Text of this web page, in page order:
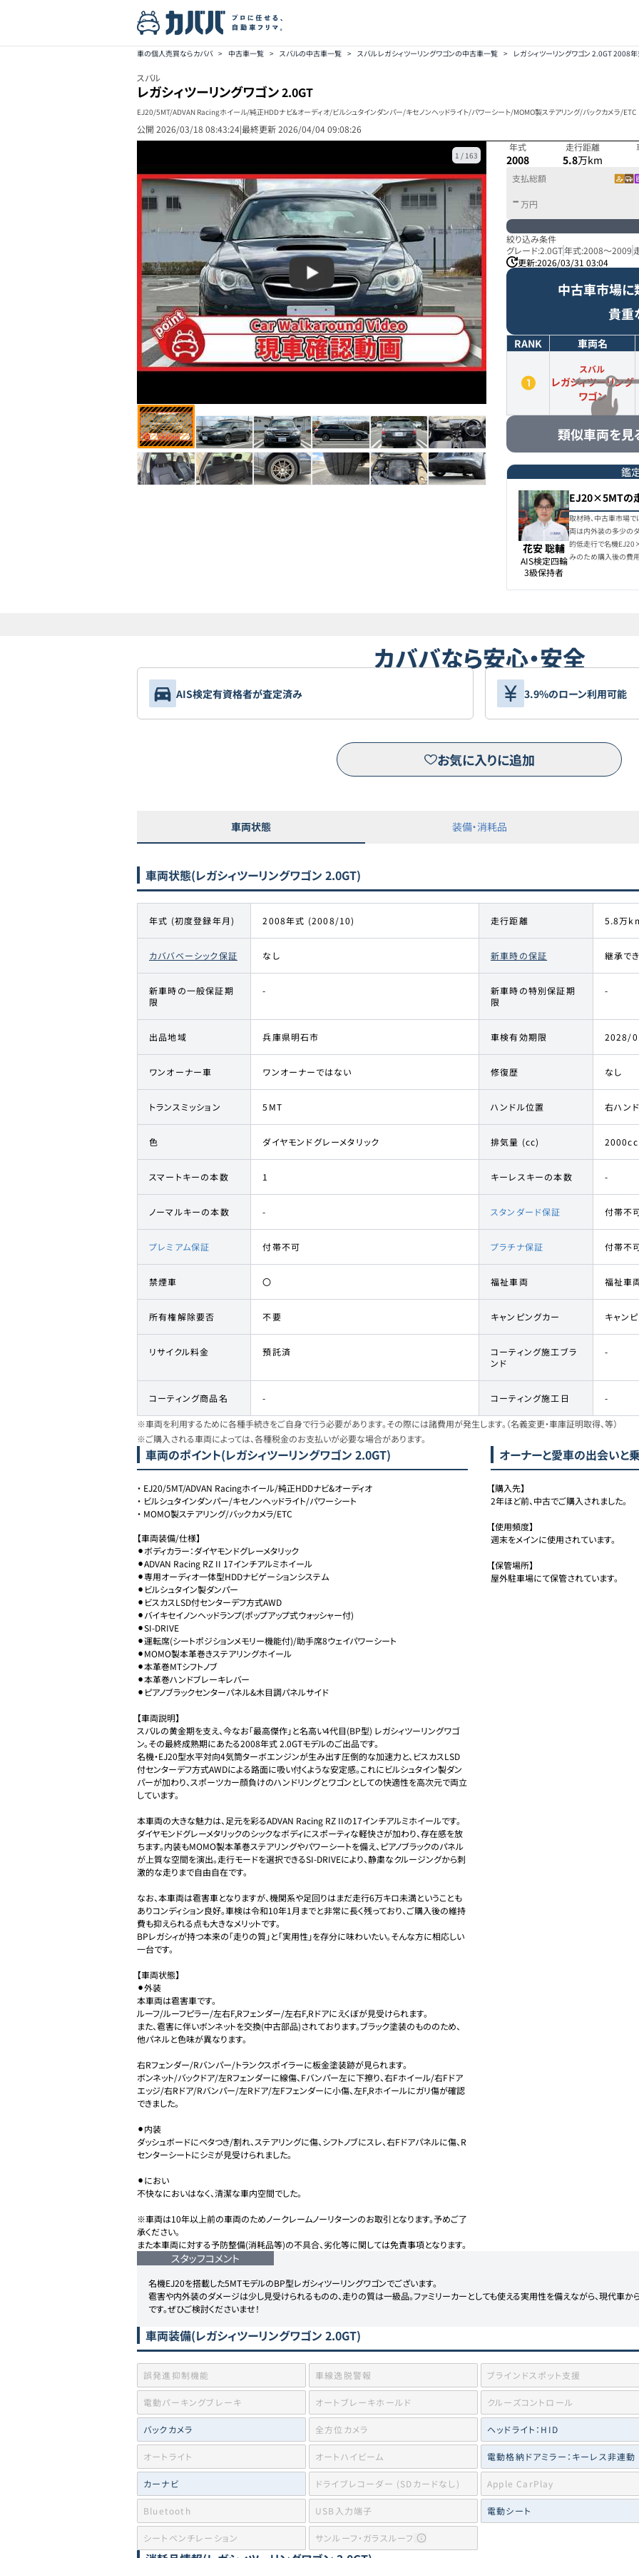
車の個人売買ならカババ > 中古車一覧 > スバルの中古車一覧 > スバル レガシィツーリングワゴンの中古車一覧 > レガシィツーリングワゴン 2.0GT 2008
スバル
レガシィツーリングワゴン2.0GT
EJ20/5MT/ADVAN Racingホイール/純正HDDナビ&オーディオ/ビルシュタインダンパー/キセノンヘッドライト/パワーシート/MOMO製ステアリング/バックカメラ/ETC
公開 2026/03/18 08:43:24|最終更新2026/04/04 09:08:26
1 / 163
年式
2008
走行距離
5.8万km
支払総額
- 万円
絞り込み条件
グレード:2.0GT年式:2008～2009
更新:2026/03/31 03:04
中古車市場に
貴重
RANK 車両名
スバル
レガシィツーリング
ワゴン
類似車両を見
鑑
花安 聡輔
AIS検定四輪
3級保持者
EJ20×5MTの
取材時、中古車市場
両は内外装の多少の
的低走行で名機
みのため購入後の費用
カババなら安心・安全
AIS検定有資格者が査定済み 3.9%のローン利用可能
お気に入りに追加
車両状態 装備・消耗品
車両状態(レガシィツーリングワゴン 2.0GT)
年式 (初度登録年月) 2008年式 (2008/10) 走行距離 5.8万
カババベーシック保証 なし 新車時の保証 継承で
新車時の一般保証期
限
-
新車時の特別保証期
限
-
出品地域 兵庫県明石市 車検有効期限 2028/
ワンオーナー車 ワンオーナーではない 修復歴 なし
トランスミッション 5MT ハンドル位置 右ハン
色 ダイヤモンドグレーメタリック 排気量 (cc) 2000cc
スマートキーの本数 1 キーレスキーの本数 -
ノーマルキーの本数 - スタンダード保証 付帯不
プレミアム保証 付帯不可 プラチナ保証 付帯不
禁煙車 〇 福祉車両 福祉車
所有権解除要否 不要 キャンピングカー キャン
リサイクル料金 預託済
コーティング施工ブラ
ンド
-
コーティング商品名 - コーティング施工日 -
※車両を利用するために各種手続きをご自身で行う必要があります。その際には諸費用が発生します。（名義変更・車庫証明取得、等）
※ご購入される車両によっては、各種税金のお支払いが必要な場合があります。
車両のポイント(レガシィツーリングワゴン 2.0GT)
・ EJ20/5MT/ADVAN Racingホイール/純正HDDナビ&オーディオ
・ ビルシュタインダンパー/キセノンヘッドライト/パワーシート
・ MOMO製ステアリング/バックカメラ/ETC
【車両装備/仕様】
⚫︎ボディカラー：ダイヤモンドグレーメタリック
⚫︎ADVAN Racing RZ II 17インチアルミホイール
⚫︎専用オーディオ一体型HDDナビゲーションシステム
⚫︎ビルシュタイン製ダンパー
⚫︎ビスカスLSD付センターデフ方式AWD
⚫︎バイキセイノンヘッドランプ(ポップアップ式ウォッシャー付)
⚫︎SI-DRIVE
⚫︎運転席(シートポジションメモリー機能付)/助手席8ウェイパワーシート
⚫︎MOMO製本革巻きステアリングホイール
⚫︎本革巻MTシフトノブ
⚫︎本革巻ハンドブレーキレバー
⚫︎ピアノブラックセンターパネル&木目調パネルサイド
【車両説明】
スバルの黄金期を支え、今なお「最高傑作」と名高い4代目(BP型) レガシィツーリングワゴ
ン。その最終成熟期にあたる2008年式 2.0GTモデルのご出品です。
名機・EJ20型水平対向4気筒ターボエンジンが生み出す圧倒的な加速力と、ビスカスLSD
付センターデフ方式AWDによる路面に吸い付くような安定感。これにビルシュタイン製ダン
パーが加わり、スポーツカー顔負けのハンドリングとワゴンとしての快適性を高次元で両立
しています。
本車両の大きな魅力は、足元を彩るADVAN Racing RZ IIの17インチアルミホイールです。
ダイヤモンドグレーメタリックのシックなボディにスポーティな軽快さが加わり、存在感を放
ちます。内装もMOMO製本革巻ステアリングやパワーシートを備え、ピアノブラックのパネル
が上質な空間を演出。走行モードを選択できるSI-DRIVEにより、静粛なクルージングから刺
激的な走りまで自由自在です。
なお、本車両は雹害車となりますが、機関系や足回りはまだ走行6万キロ未満ということも
ありコンディション良好。車検は令和10年1月までと非常に長く残っており、ご購入後の維持
費も抑えられる点も大きなメリットです。
BPレガシィが持つ本来の「走りの質」と「実用性」を存分に味わいたい。そんな方に相応しい
一台です。
【車両状態】
⚫︎外装
本車両は雹害車です。
ルーフ/ルーフピラー/左右F,Rフェンダー/左右F,Rドアにえくぼが見受けられます。
また、雹害に伴いボンネットを交換(中古部品)されております。ブラック塗装のもののため、
他パネルと色味が異なります。
右Rフェンダー/Rバンパー/トランクスポイラーに板金塗装跡が見られます。
ボンネット/バックドア/左Rフェンダーに線傷、Fバンパー左に下擦り、右Fホイール/右Fドア
エッジ/右Rドア/Rバンパー/左Rドア/左Fフェンダーに小傷、左F,Rホイールにガリ傷が確認
できました。
⚫︎内装
ダッシュボードにベタつき/割れ、ステアリングに傷、シフトノブにスレ、右Fドアパネルに傷、R
センターシートにシミが見受けられました。
⚫︎におい
不快なにおいはなく、清潔な車内空間でした。
※車両は10年以上前の車両のためノークレームノーリターンのお取引となります。予めご了
承ください。
また本車両に対する予防整備(消耗品等)の不具合、劣化等に関しては免責事項となります。
オーナーと愛車の出会いと
【購入先】
2年ほど前、中古でご購入されました。
【使用頻度】
週末をメインに使用されています。
【保管場所】
屋外駐車場にて保管されています。
スタッフコメント
名機EJ20を搭載した5MTモデルのBP型レガシィツーリングワゴンでございます。
雹害や内外装のダメージは少し見受けられるものの、走りの質は一級品。ファミリーカーとしても使える実用性を備えながら、現代車
です。ぜひご検討くださいませ！
車両装備(レガシィツーリングワゴン 2.0GT)
誤発進抑制機能 車線逸脱警報 ブラインドスポット支援
電動パーキングブレーキ オートブレーキホールド クルーズコントロール
バックカメラ 全方位カメラ ヘッドライト：HID
オートライト オートハイビーム 電動格納ドアミラー：キーレス非連動
カーナビ ドライブレコーダー (SDカードなし) Apple CarPlay
Bluetooth USB入力端子 電動シート
シートベンチレーション サンルーフ・ガラスルーフ